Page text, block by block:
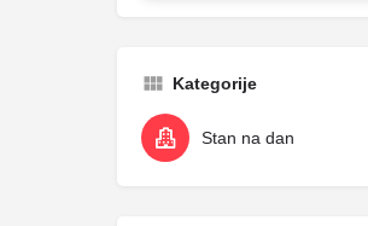
Kategorije
Stan na dan